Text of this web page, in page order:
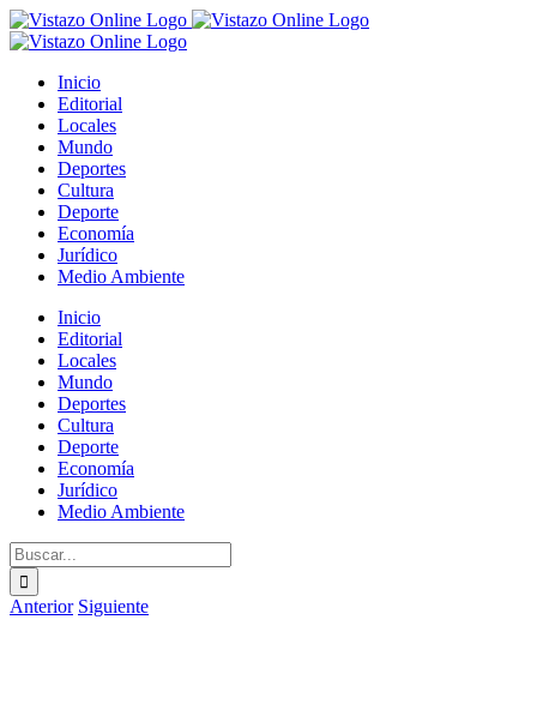
Saltar
al
Inicio
Editorial
Locales
Mundo
Deportes
Cultura
Deporte
Economía
Jurídico
Medio Ambiente
Inicio
Editorial
Locales
Mundo
Deportes
Cultura
Deporte
Economía
Jurídico
Medio Ambiente
Buscar:
Anterior Siguiente